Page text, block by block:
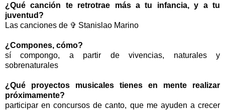
¿Qué canción te retrotrae más a tu infancia, y a tu
juventud?
Las canciones de ✞ Stanislao Marino
¿Compones, cómo?
sí compongo, a partir de vivencias, naturales y
sobrenaturales
¿Qué proyectos musicales tienes en mente realizar
próximamente?
participar en concursos de canto, que me ayuden a crecer